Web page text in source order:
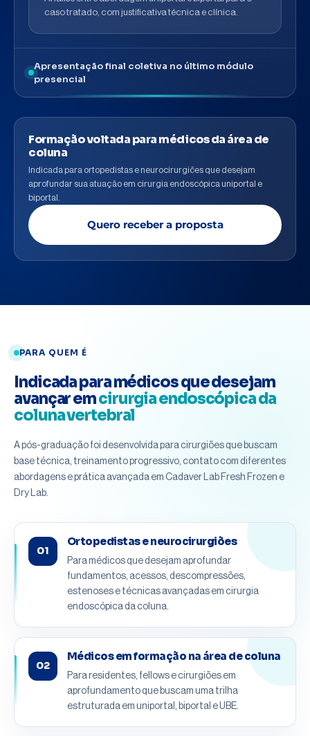
caso tratado, com justificativa técnica e clínica.
Apresentação final coletiva no último módulo
presencial
Formação voltada para médicos da área de
coluna
Indicada para ortopedistas e neurocirurgiões que desejam
aprofundar sua atuação em cirurgia endoscópica uniportal e
biportal.
Quero receber a proposta
PARA QUEM É
Indicada para médicos que desejam
avançar emcirurgia endoscópica da
coluna vertebral
A pós-graduação foi desenvolvida para cirurgiões que buscam
base técnica, treinamento progressivo, contato com diferentes
abordagens e prática avançada em Cadaver Lab Fresh Frozen e
Dry Lab.
01
Ortopedistas e neurocirurgiões
Para médicos que desejam aprofundar
fundamentos, acessos, descompressões,
estenoses e técnicas avançadas em cirurgia
endoscópica da coluna.
02
Médicos em formação na área de coluna
Para residentes, fellows e cirurgiões em
aprofundamento que buscam uma trilha
estruturada em uniportal, biportal e UBE.